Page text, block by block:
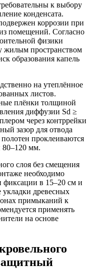
к выбору
конденсата.
коррозии при
помещений. Согласно
физики
жилым пространством
образования капель
на утеплённое
листов.
плёнки толщиной
диффузии Sd ≥
через контррейки
зазор для отвода
проклеиваются
80–120 мм.
слоя без смещения
необходимо
фиксации в 15–20 см и
укладки древесных
примыканий к
применять
на основе